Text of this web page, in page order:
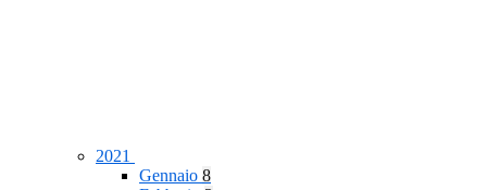
2021
Gennaio 8